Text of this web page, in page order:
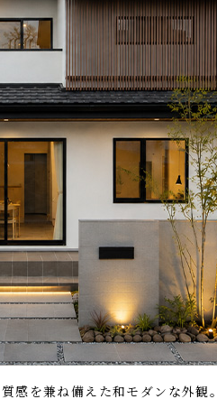
感を兼ね備えた和モダンな外観。